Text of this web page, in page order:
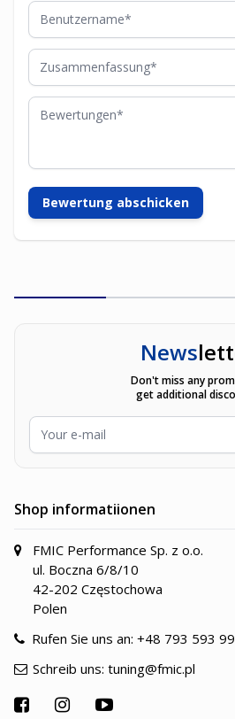
Benutzername
Zusammenfassung
Bewertungen
Bewertung abschicken
News
Don't miss any
get additional
Shop informatiionen
FMIC Performance Sp. z o.o.
ul. Boczna 6/8/10
42-202 Częstochowa
Polen
Rufen Sie uns an: +48 793 593
Schreib uns: tuning@fmic.pl